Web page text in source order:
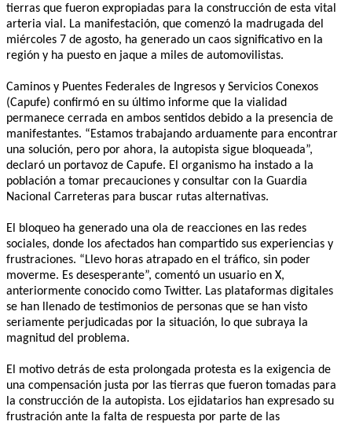
tierras que fueron expropiadas para la construcción de esta vital
arteria vial. La manifestación, que comenzó la madrugada del
miércoles 7 de agosto, ha generado un caos significativo en la
región y ha puesto en jaque a miles de automovilistas.
Caminos y Puentes Federales de Ingresos y Servicios Conexos
(Capufe) confirmó en su último informe que la vialidad
permanece cerrada en ambos sentidos debido a la presencia de
manifestantes. “Estamos trabajando arduamente para encontrar
una solución, pero por ahora, la autopista sigue bloqueada”,
declaró un portavoz de Capufe. El organismo ha instado a la
población a tomar precauciones y consultar con la Guardia
Nacional Carreteras para buscar rutas alternativas.
El bloqueo ha generado una ola de reacciones en las redes
sociales, donde los afectados han compartido sus experiencias y
frustraciones. “Llevo horas atrapado en el tráfico, sin poder
moverme. Es desesperante”, comentó un usuario en X,
anteriormente conocido como Twitter. Las plataformas digitales
se han llenado de testimonios de personas que se han visto
seriamente perjudicadas por la situación, lo que subraya la
magnitud del problema.
El motivo detrás de esta prolongada protesta es la exigencia de
una compensación justa por las tierras que fueron tomadas para
la construcción de la autopista. Los ejidatarios han expresado su
frustración ante la falta de respuesta por parte de las